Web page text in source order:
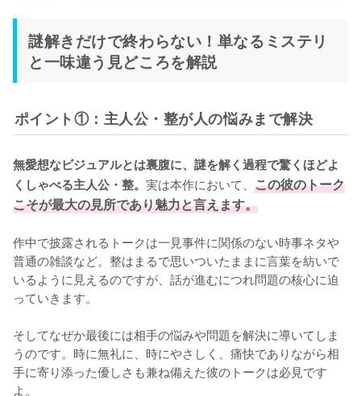
謎解きだけで終わらない！単なるミステリ
と一味違う見どころを解説
ポイント①：主人公・整が人の悩みまで解決
無愛想なビジュアルとは裏腹に、謎を解く過程で驚くほどよ
くしゃべる主人公・整。 実は本作において、 この彼のトーク
こそが最大の見所であり魅力と言えます。
作中で披露されるトークは一見事件に関係のない時事ネタや
普通の雑談など。整はまるで思いついたままに言葉を紡いで
いるように見えるのですが、話が進むにつれ問題の核心に迫
っていきます。
そしてなぜか最後には相手の悩みや問題を解決に導いてしま
うのです。時に無礼に、時にやさしく、痛快でありながら相
手に寄り添った優しさも兼ね備えた彼のトークは必見です
よ。